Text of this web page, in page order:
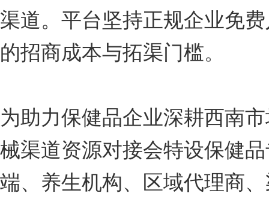
渠道。平台坚持正规企业免
的招商成本与拓渠门槛。
为助力保健品企业深耕西南
械渠道资源对接会特设保健
端、养生机构、区域代理商